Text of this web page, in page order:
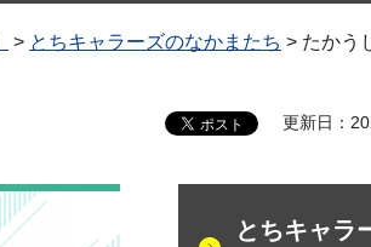
> とちキャラーズのなかまたち > たかう
更新日：
とちキャラ